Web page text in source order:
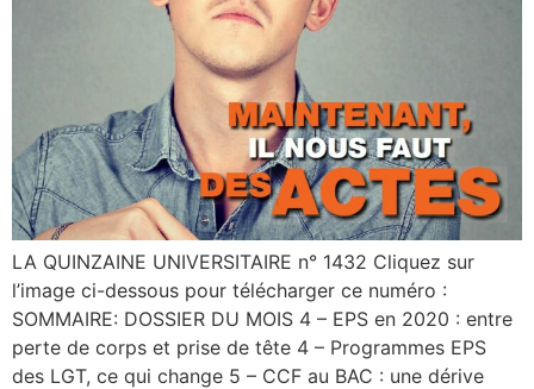
LA QUINZAINE UNIVERSITAIRE n° 1432 Cliquez sur
l’image ci-dessous pour télécharger ce numéro :
SOMMAIRE: DOSSIER DU MOIS 4 – EPS en 2020 : entre
perte de corps et prise de tête 4 – Programmes EPS
des LGT, ce qui change 5 – CCF au BAC : une dérive